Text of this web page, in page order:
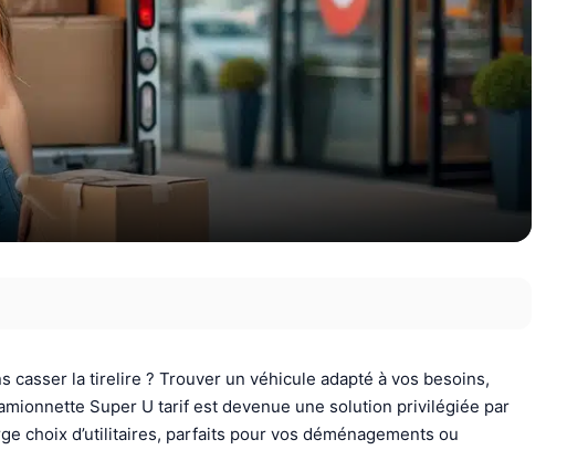
casser la tirelire ? Trouver un véhicule adapté à vos besoins,
Super U tarif est devenue une solution privilégiée par
choix d’utilitaires, parfaits pour vos déménagements ou